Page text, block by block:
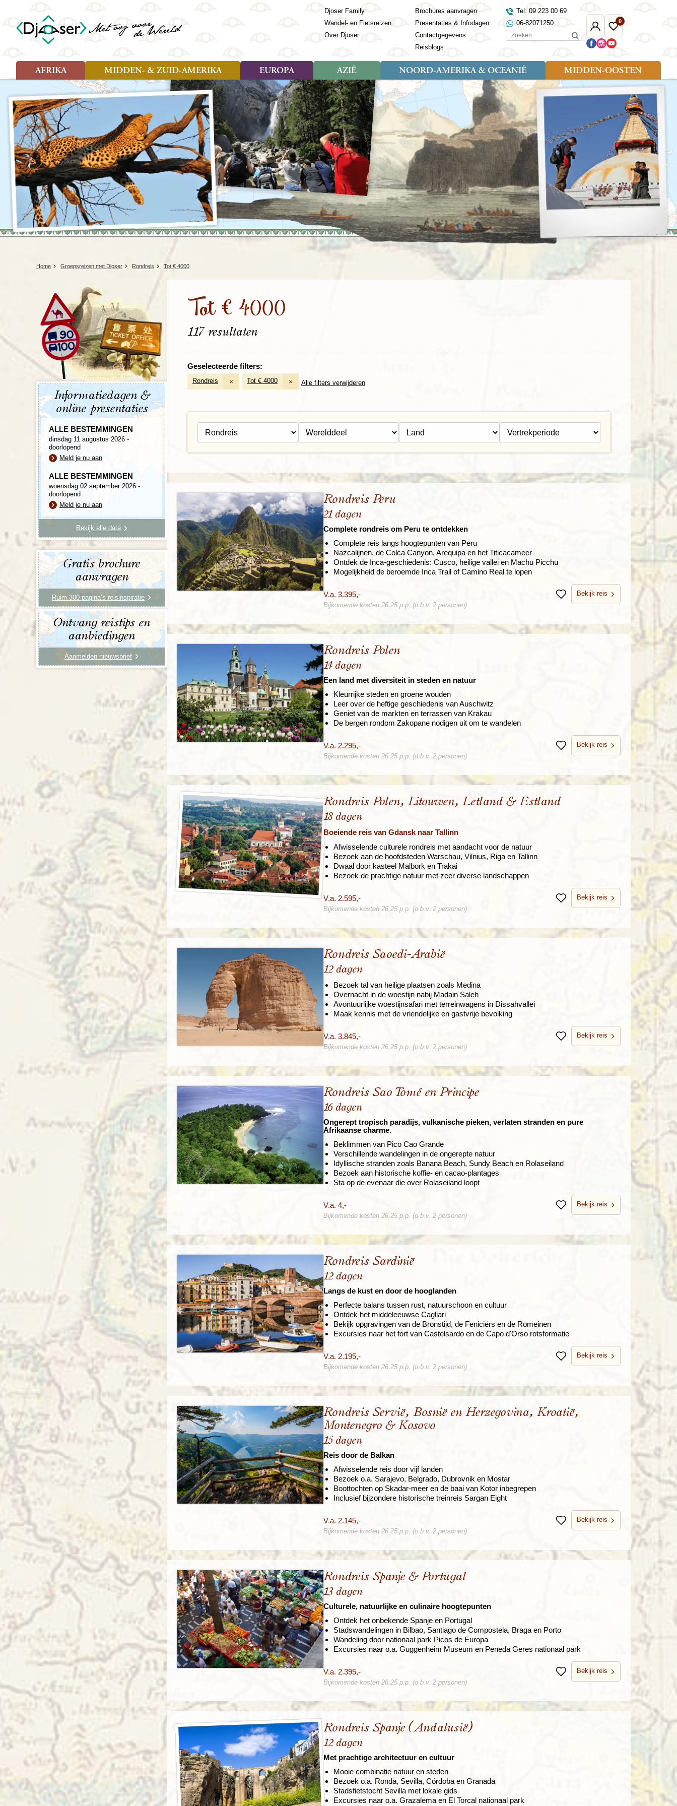
Mijn
Djoser
0
Favoriete
reizen
Djoser Family
Wandel- en Fietsreizen
Over Djoser
Brochures aanvragen
Presentaties & Infodagen
Contactgegevens
Reisblogs
Tel: 09 223 00 69
06-82071250
Zoeken
AFRIKA
Rondreis (26)
Familiereis (10)
Fietsreis (2)
Wandelreis (1)
Cultuur (3)
Natuur (6)
Nieuwe reizen
Voodoo in Benin en Togo, 16
dagen
Landen
Botswana
Egypte
Ghana
Kaapverdië
Madagaskar
Malawi
Marokko
Mauritius
Mozambique
Namibië
Oeganda
Sao Tomé en Principe
Swaziland
Tanzania
Togo
Zambia
Zanzibar
Zimbabwe
Zuid-Afrika
MIDDEN- & ZUID-AMERIKA
Soort reizen
Familiereis (11)
Fietsreis (1)
Cultuur (9)
Natuur (13)
Landen
Amazone
Argentinië
Belize
Bolivia
Brazilië
Chili
Colombia
Costa Rica
Cuba
Ecuador
El Salvador
(Frans) Guyana
Galapagos
Guatemala
Honduras
Mexico
Nicaragua
Paaseiland
Paraguay
Peru
Suriname
EUROPA
Soort reizen
Rondreis (28)
Familiereis (11)
Fietsreis (8)
Wandelreis (23)
Cultuur (12)
Natuur (3)
Landen
Albanië
Andorra
Armenië
Azerbeidzjan
Azoren
Balkan
Baltische Staten
Bosnië en Herzegovina
Bulgarije
Engeland
Estland
Finland
Frankrijk
Griekenland
IJsland
Ierland
Italië
Kaapverdië
Kosovo
Kroatië
Lapland
Letland
Litouwen
Madeira
Montenegro
Noorwegen
Polen
Portugal
Roemenië
Sardinië
Schotland
Servië
Spanje
Turkije
Verenigd Koninkrijk
Wales
AZIË
Soort reizen
Rondreis (57)
Familiereis (22)
Fietsreis (3)
Cultuur (28)
Natuur (16)
Nieuwe reizen
Rondreis China & Tibet, 42
dagen
Rondreis Sulawesi &
Molukken, 22 dagen
Landen
Bangladesh
Bhutan
Cambodja
China
Filipijnen
India
Indochina
Indonesië
Japan
Jordanië
Kazachstan
Kirgizië
Laos
Malediven
Maleisië
Mongolië
Nepal
Oezbekistan
Singapore
Sri Lanka
Taiwan
Tibet
Turkmenistan
Vietnam
Zijderoute
Zuid-Korea
NOORD-AMERIKA & OCEANIË
Soort reizen
Rondreis (7)
Familiereis (2)
Landen
Alaska
Australië
Canada
Nieuw-Zeeland
Verenigde Staten
MIDDEN-OOSTEN
Soort reizen
Rondreis (18)
Familiereis (9)
Fietsreis (1)
Wandelreis (3)
Cultuur (8)
Landen
Marokko
Oman
Saoedi-Arabië
Tunesië
Home Groepsreizen met Djoser Rondreis Tot € 4000
Tot € 4000
117 resultaten
Geselecteerde filters:
Rondreis × Tot € 4000 × Alle filters verwijderen
Rondreis Peru
21 dagen
Complete rondreis om Peru te ontdekken
Complete reis langs hoogtepunten van Peru
Nazcalijnen, de Colca Canyon, Arequipa en het Titicacameer
Ontdek de Inca-geschiedenis: Cusco, heilige vallei en Machu Picchu
Mogelijkheid de beroemde Inca Trail of Camino Real te lopen
V.a. 3.395,- BewarenBekijk reis
Bijkomende kosten 26,25 p.p. (o.b.v. 2 personen)
Rondreis Polen
14 dagen
Een land met diversiteit in steden en natuur
Kleurrijke steden en groene wouden
Leer over de heftige geschiedenis van Auschwitz
Geniet van de markten en terrassen van Krakau
De bergen rondom Zakopane nodigen uit om te wandelen
V.a. 2.295,- BewarenBekijk reis
Bijkomende kosten 26,25 p.p. (o.b.v. 2 personen)
Rondreis Polen, Litouwen, Letland & Estland
18 dagen
Boeiende reis van Gdansk naar Tallinn
Afwisselende culturele rondreis met aandacht voor de natuur
Bezoek aan de hoofdsteden Warschau, Vilnius, Riga en Tallinn
Dwaal door kasteel Malbork en Trakai
Bezoek de prachtige natuur met zeer diverse landschappen
V.a. 2.595,- BewarenBekijk reis
Bijkomende kosten 26,25 p.p. (o.b.v. 2 personen)
Rondreis Saoedi-Arabië
12 dagen
Bezoek tal van heilige plaatsen zoals Medina
Overnacht in de woestijn nabij Madain Saleh
Avontuurlijke woestijnsafari met terreinwagens in Dissahvallei
Maak kennis met de vriendelijke en gastvrije bevolking
V.a. 3.845,- BewarenBekijk reis
Bijkomende kosten 26,25 p.p. (o.b.v. 2 personen)
Rondreis Sao Tomé en Principe
16 dagen
Ongerept tropisch paradijs, vulkanische pieken, verlaten stranden en pure
Afrikaanse charme.
Beklimmen van Pico Cao Grande
Verschillende wandelingen in de ongerepte natuur
Idyllische stranden zoals Banana Beach, Sundy Beach en Rolaseiland
Bezoek aan historische koffie- en cacao-plantages
Sta op de evenaar die over Rolaseiland loopt
V.a. 4,- BewarenBekijk reis
Bijkomende kosten 26,25 p.p. (o.b.v. 2 personen)
Rondreis Sardinië
12 dagen
Langs de kust en door de hooglanden
Perfecte balans tussen rust, natuurschoon en cultuur
Ontdek het middeleeuwse Cagliari
Bekijk opgravingen van de Bronstijd, de Feniciërs en de Romeinen
Excursies naar het fort van Castelsardo en de Capo d'Orso rotsformatie
V.a. 2.195,- BewarenBekijk reis
Bijkomende kosten 26,25 p.p. (o.b.v. 2 personen)
Rondreis Servië, Bosnië en Herzegovina, Kroatië,
Montenegro & Kosovo
15 dagen
Reis door de Balkan
Afwisselende reis door vijf landen
Bezoek o.a. Sarajevo, Belgrado, Dubrovnik en Mostar
Boottochten op Skadar-meer en de baai van Kotor inbegrepen
Inclusief bijzondere historische treinreis Sargan Eight
V.a. 2.145,- BewarenBekijk reis
Bijkomende kosten 26,25 p.p. (o.b.v. 2 personen)
Rondreis Spanje & Portugal
13 dagen
Culturele, natuurlijke en culinaire hoogtepunten
Ontdek het onbekende Spanje en Portugal
Stadswandelingen in Bilbao, Santiago de Compostela, Braga en Porto
Wandeling door nationaal park Picos de Europa
Excursies naar o.a. Guggenheim Museum en Peneda Geres nationaal park
V.a. 2.395,- BewarenBekijk reis
Bijkomende kosten 26,25 p.p. (o.b.v. 2 personen)
Rondreis Spanje (Andalusië)
12 dagen
Met prachtige architectuur en cultuur
Mooie combinatie natuur en steden
Bezoek o.a. Ronda, Sevilla, Córdoba en Granada
Stadsfietstocht Sevilla met lokale gids
Excursies naar o.a. Grazalema en El Torcal nationaal park
Informatiedagen &
online presentaties
ALLE BESTEMMINGEN
dinsdag 11 augustus 2026 -
doorlopend
Meld je nu aan
ALLE BESTEMMINGEN
woensdag 02 september 2026 -
doorlopend
Meld je nu aan
Bekijk alle data
Gratis brochure
aanvragen
Ruim 300 pagina’s reisinspiratie
Ontvang reistips en
aanbiedingen
Aanmelden nieuwsbrief